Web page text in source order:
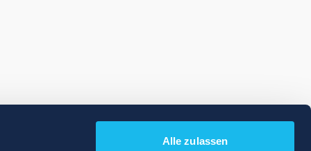
Alle zulassen